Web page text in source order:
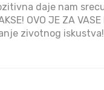
daje nam
OVO JE ZA
zivotnog iskustva!